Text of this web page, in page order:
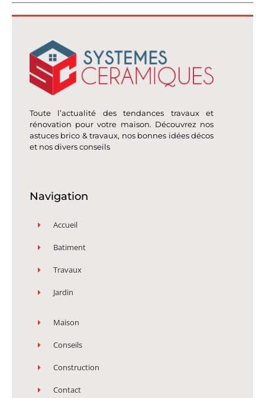
Toute l’actualité des tendances travaux et
rénovation pour votre maison. Découvrez nos
astuces brico & travaux, nos bonnes idées décos
et nos divers conseils
Navigation
Accueil
Batiment
Travaux
Jardin
Maison
Conseils
Construction
Contact